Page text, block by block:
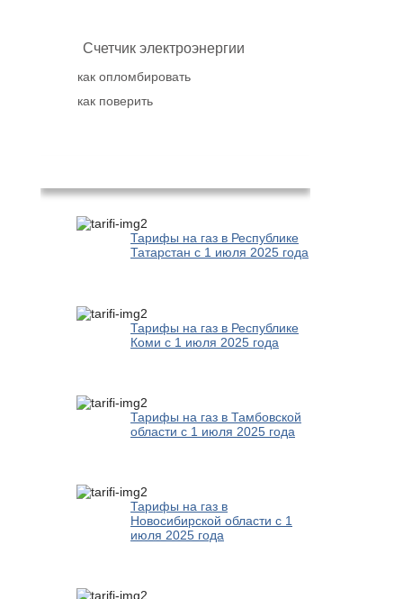
Счетчик электроэнергии
как опломбировать
как поверить
Тарифы на газ в Республике
Татарстан с 1 июля 2025 года
Тарифы на газ в Республике
Коми с 1 июля 2025 года
Тарифы на газ в Тамбовской
области с 1 июля 2025 года
Тарифы на газ в
Новосибирской области с 1
июля 2025 года